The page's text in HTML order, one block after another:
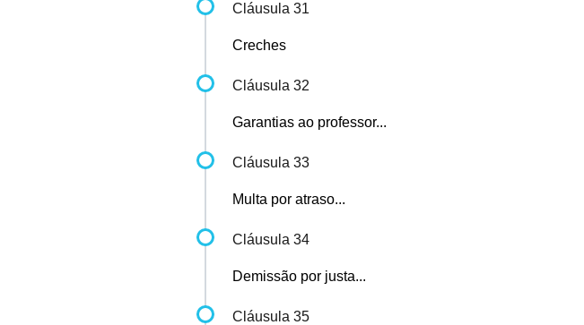
Cláusula 31
Creches
Cláusula 32
Garantias ao professor...
Cláusula 33
Multa por atraso...
Cláusula 34
Demissão por justa...
Cláusula 35